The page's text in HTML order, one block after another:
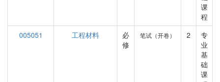
课
程
005051
工程材料
必
修
笔试（开卷） 2
专
业
基
础
课